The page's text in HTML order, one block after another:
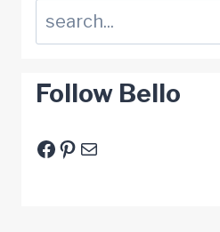
Suchen
Follow Bello
Facebook
Pinterest
E-Mail